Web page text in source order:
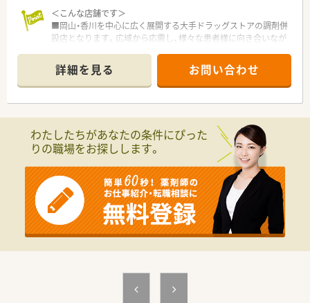
少しでも気になった方はお問い合わせくださいませ
＜こんな店舗です＞
■岡山・香川を中心に広く展開する大手ドラッグストアの調剤併
設店となります。広域から応需し、様々な患者様に向き合いなが
■大手チェーンならではの福利厚生、調剤設備、教育制度が整い
お仕事しやすい環境です。
■広域からの処方箋に対応している店舗です。枚数は比較的落
ち着いており、ゆったりとお仕事することが可能です。
■中四国に200店舗以上展開する大手ドラッグストアです。さら
に増加中で成長性がある企業です。
■近年、関西方面にも店舗展開をしています。
■ドラッグストア併設調剤薬局を40店舗以上展開。
■店舗拡大に伴いキャリアアップできるポジションが多数あり！
頑張り次第で高給与も可能！
■日用品から医薬品・化粧品まで、従業員割引制度など支出を減
らせる嬉しいメリットもたくさんあります！
■「暮らしに役立つことなら何でも取り組もう」をモットーに、
認知症カフェなどの地域貢献活動を行っています。
機の他にバーコード照合監査システムを全店に導入していま
詳細を見る お問い合わせ
わたしたちがあなたの条件にぴった
りの職場をお探しします。